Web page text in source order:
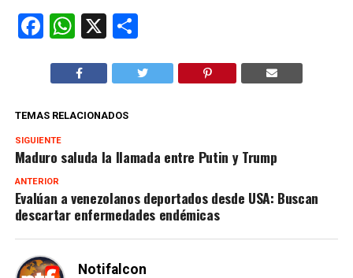
Facebook
WhatsApp
X Compartir
TEMAS RELACIONADOS
SIGUIENTE
Maduro saluda la llamada entre Putin y Trump
ANTERIOR
Evalúan a venezolanos deportados desde USA: Buscan
descartar enfermedades endémicas
Notifalcon